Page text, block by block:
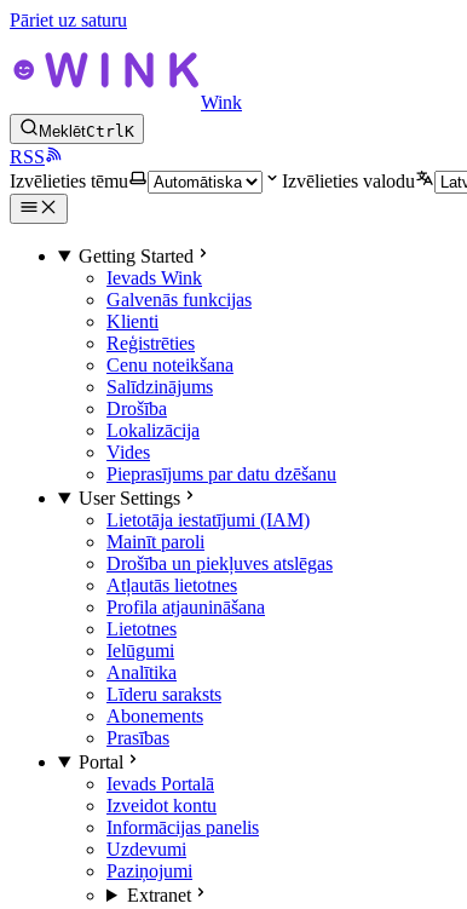
Pāriet uz saturu
Wink
MeklētCtrlK
RSS
Izvēlieties tēmu
Izvēlieties valodu
Getting Started
Ievads Wink
Galvenās funkcijas
Klienti
Reģistrēties
Cenu noteikšana
Salīdzinājums
Drošība
Lokalizācija
Vides
Pieprasījums par datu dzēšanu
User Settings
Lietotāja iestatījumi (IAM)
Mainīt paroli
Drošība un piekļuves atslēgas
Atļautās lietotnes
Profila atjaunināšana
Lietotnes
Ielūgumi
Analītika
Līderu saraksts
Abonements
Prasības
Portal
Ievads Portalā
Izveidot kontu
Informācijas panelis
Uzdevumi
Paziņojumi
Extranet